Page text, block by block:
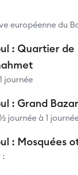
européenne du
: Quartier de
journée
: Grand Bazar
journée à 1
: Mosquées
: